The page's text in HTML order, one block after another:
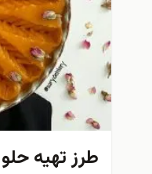
طرز تهیه حلوای